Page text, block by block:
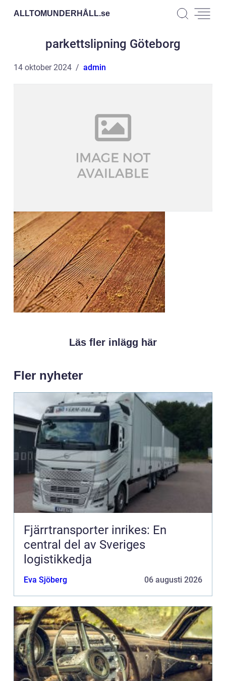
ALLTOMUNDERHÅLL.se
parkettslipning Göteborg
14 oktober 2024 admin
Läs fler inlägg här
Fler nyheter
Fjärrtransporter inrikes: En
central del av Sveriges
logistikkedja
Eva Sjöberg 06 augusti 2026